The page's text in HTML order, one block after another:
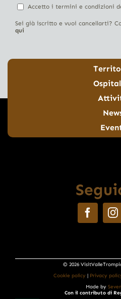
Accetto i termini e condizioni
Sei già iscritto e vuoi cancellarti?
qui
© 2026
Cookie policy | Privacy
Made by
Con il contributo di